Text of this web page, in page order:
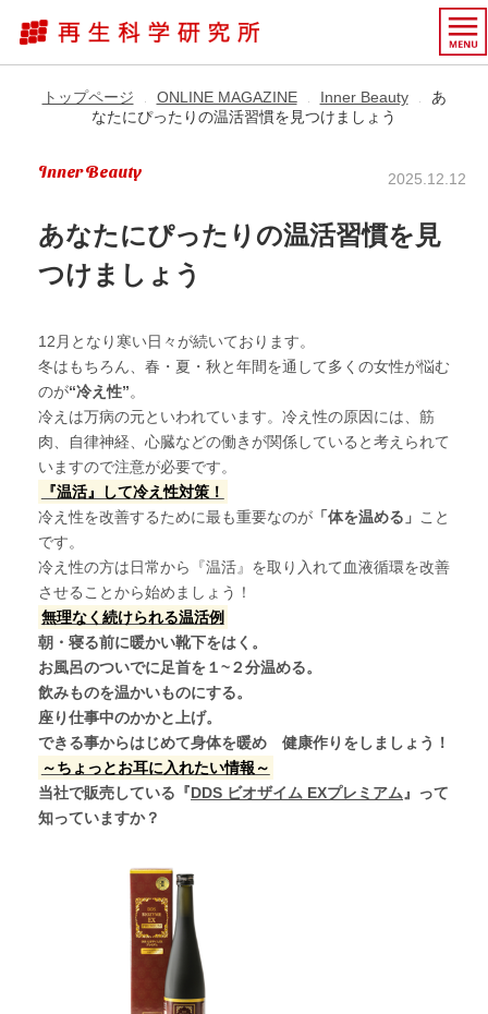
トップページ ONLINE MAGAZINE Inner Beauty
あ
なたにぴったりの温活習慣を見つけましょう
2025.12.12
Inner Beauty
あなたにぴったりの温活習慣を見
つけましょう
12月となり寒い日々が続いております。
冬はもちろん、春・夏・秋と年間を通して多くの女性が悩む
のが“冷え性”。
冷えは万病の元といわれています。冷え性の原因には、筋
肉、自律神経、心臓などの働きが関係していると考えられて
いますので注意が必要です。
『温活』して冷え性対策！
冷え性を改善するために最も重要なのが 「体を温める」 こと
です。
冷え性の方は日常から『温活』を取り入れて血液循環を改善
させることから始めましょう！
無理なく続けられる温活例
朝・寝る前に暖かい靴下をはく。
お風呂のついでに足首を１~２分温める。
飲みものを温かいものにする。
座り仕事中のかかと上げ。
できる事からはじめて身体を暖め 健康作りをしましょう！
～ちょっとお耳に入れたい情報～
当社で販売している『DDS ビオザイム EXプレミアム 』って
知っていますか？